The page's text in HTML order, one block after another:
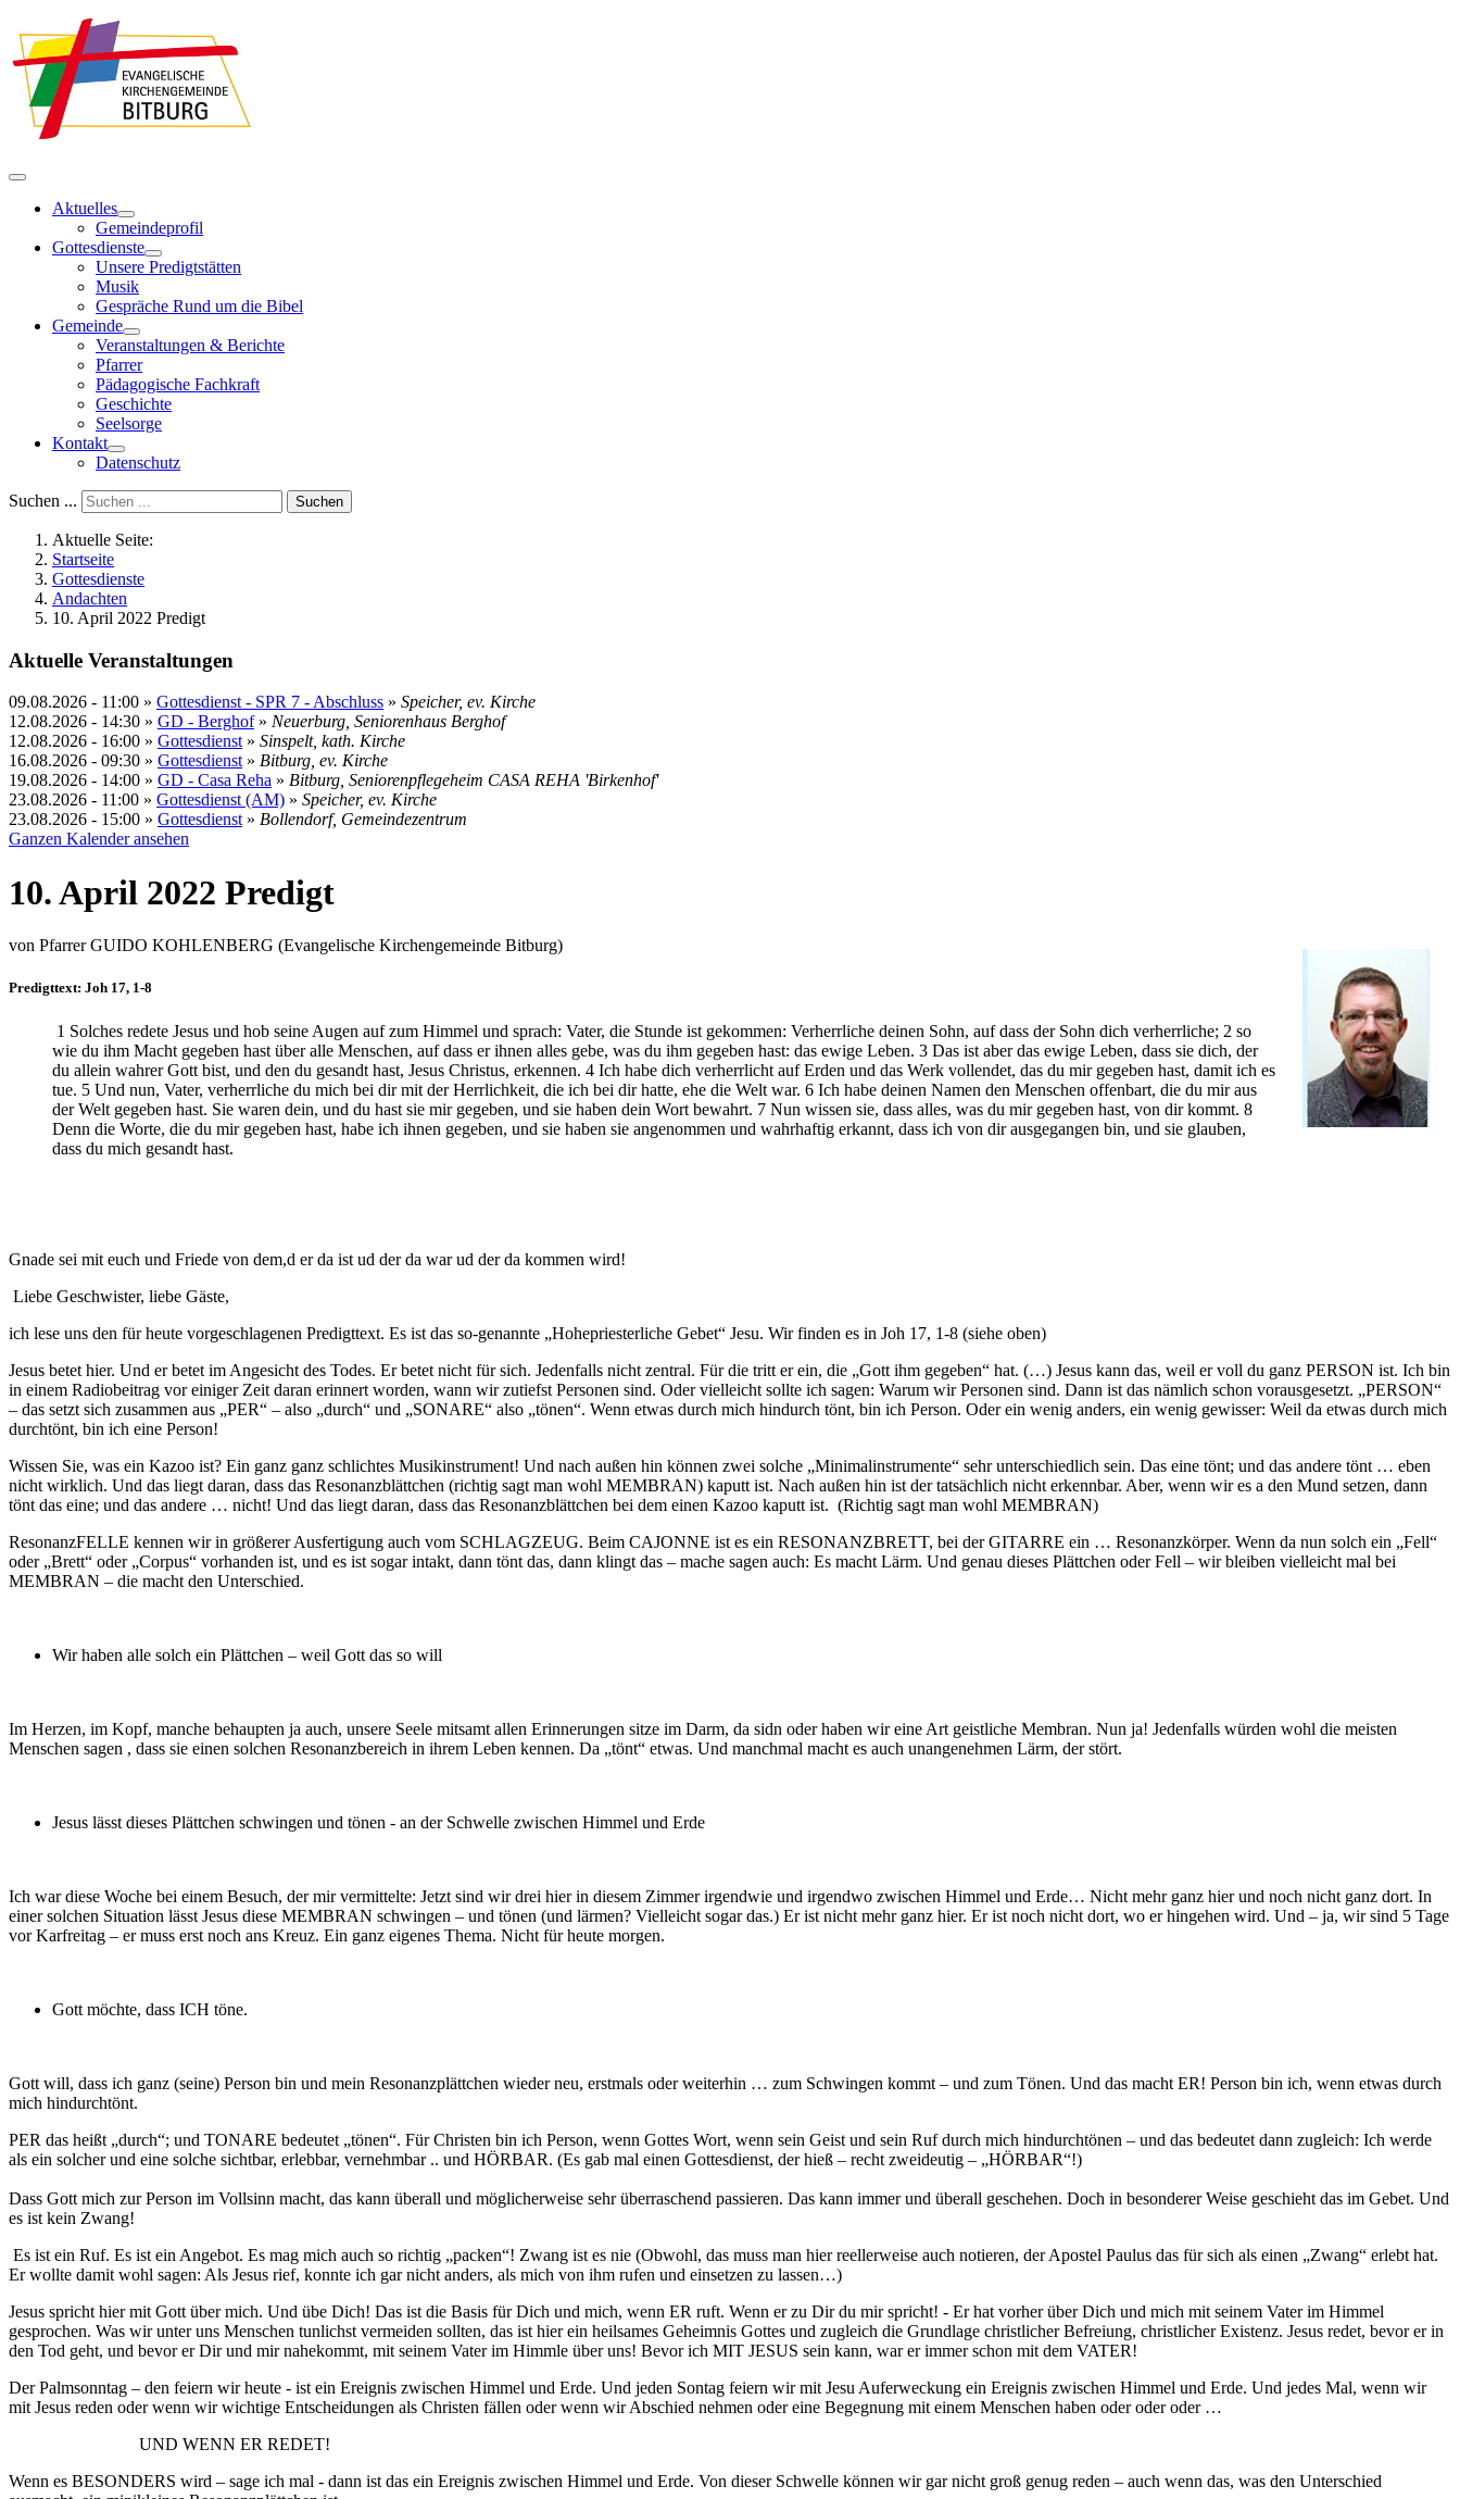
Aktuelles
Gemeindeprofil
Gottesdienste
Unsere Predigtstätten
Musik
Gespräche Rund um die Bibel
Gemeinde
Veranstaltungen & Berichte
Pfarrer
Pädagogische Fachkraft
Geschichte
Seelsorge
Kontakt
Datenschutz
Suchen ... Suchen
Aktuelle Seite:
Startseite
Gottesdienste
Andachten
10. April 2022 Predigt
Aktuelle Veranstaltungen
09.08.2026 - 11:00 » Gottesdienst - SPR 7 - Abschluss » Speicher, ev. Kirche
12.08.2026 - 14:30 » GD - Berghof» Neuerburg, Seniorenhaus Berghof
12.08.2026 - 16:00 » Gottesdienst» Sinspelt, kath. Kirche
16.08.2026 - 09:30 » Gottesdienst» Bitburg, ev. Kirche
19.08.2026 - 14:00 » GD - Casa Reha » Bitburg, Seniorenpflegeheim CASA REHA 'Birkenhof'
23.08.2026 - 11:00 » Gottesdienst (AM) » Speicher, ev. Kirche
23.08.2026 - 15:00 » Gottesdienst» Bollendorf, Gemeindezentrum
Ganzen Kalender ansehen
10. April 2022 Predigt
von Pfarrer GUIDO KOHLENBERG (Evangelische Kirchengemeinde Bitburg)
Predigttext: Joh 17, 1-8
1 Solches redete Jesus und hob seine Augen auf zum Himmel und sprach: Vater, die Stunde ist gekommen: Verherrliche deinen Sohn, auf dass der Sohn dich verherrliche; 2 so
wie du ihm Macht gegeben hast über alle Menschen, auf dass er ihnen alles gebe, was du ihm gegeben hast: das ewige Leben. 3 Das ist aber das ewige Leben, dass sie dich, der
du allein wahrer Gott bist, und den du gesandt hast, Jesus Christus, erkennen. 4 Ich habe dich verherrlicht auf Erden und das Werk vollendet, das du mir gegeben hast, damit ich es
tue. 5 Und nun, Vater, verherrliche du mich bei dir mit der Herrlichkeit, die ich bei dir hatte, ehe die Welt war. 6 Ich habe deinen Namen den Menschen offenbart, die du mir aus
der Welt gegeben hast. Sie waren dein, und du hast sie mir gegeben, und sie haben dein Wort bewahrt. 7 Nun wissen sie, dass alles, was du mir gegeben hast, von dir kommt. 8
Denn die Worte, die du mir gegeben hast, habe ich ihnen gegeben, und sie haben sie angenommen und wahrhaftig erkannt, dass ich von dir ausgegangen bin, und sie glauben,
dass du mich gesandt hast.
Gnade sei mit euch und Friede von dem,d er da ist ud der da war ud der da kommen wird!
Liebe Geschwister, liebe Gäste,
ich lese uns den für heute vorgeschlagenen Predigttext. Es ist das so-genannte „Hohepriesterliche Gebet“ Jesu. Wir finden es in Joh 17, 1-8 (siehe oben)
Jesus betet hier. Und er betet im Angesicht des Todes. Er betet nicht für sich. Jedenfalls nicht zentral. Für die tritt er ein, die „Gott ihm gegeben“ hat. (…) Jesus kann das, weil er voll du ganz PERSON ist. Ich bin
in einem Radiobeitrag vor einiger Zeit daran erinnert worden, wann wir zutiefst Personen sind. Oder vielleicht sollte ich sagen: Warum wir Personen sind. Dann ist das nämlich schon vorausgesetzt. „PERSON“
– das setzt sich zusammen aus „PER“ – also „durch“ und „SONARE“ also „tönen“. Wenn etwas durch mich hindurch tönt, bin ich Person. Oder ein wenig anders, ein wenig gewisser: Weil da etwas durch mich
durchtönt, bin ich eine Person!
Wissen Sie, was ein Kazoo ist? Ein ganz ganz schlichtes Musikinstrument! Und nach außen hin können zwei solche „Minimalinstrumente“ sehr unterschiedlich sein. Das eine tönt; und das andere tönt … eben
nicht wirklich. Und das liegt daran, dass das Resonanzblättchen (richtig sagt man wohl MEMBRAN) kaputt ist. Nach außen hin ist der tatsächlich nicht erkennbar. Aber, wenn wir es a den Mund setzen, dann
tönt das eine; und das andere … nicht! Und das liegt daran, dass das Resonanzblättchen bei dem einen Kazoo kaputt ist. (Richtig sagt man wohl MEMBRAN)
ResonanzFELLE kennen wir in größerer Ausfertigung auch vom SCHLAGZEUG. Beim CAJONNE ist es ein RESONANZBRETT, bei der GITARRE ein … Resonanzkörper. Wenn da nun solch ein „Fell“
oder „Brett“ oder „Corpus“ vorhanden ist, und es ist sogar intakt, dann tönt das, dann klingt das – mache sagen auch: Es macht Lärm. Und genau dieses Plättchen oder Fell – wir bleiben vielleicht mal bei
MEMBRAN – die macht den Unterschied.
Wir haben alle solch ein Plättchen – weil Gott das so will
Im Herzen, im Kopf, manche behaupten ja auch, unsere Seele mitsamt allen Erinnerungen sitze im Darm, da sidn oder haben wir eine Art geistliche Membran. Nun ja! Jedenfalls würden wohl die meisten
Menschen sagen , dass sie einen solchen Resonanzbereich in ihrem Leben kennen. Da „tönt“ etwas. Und manchmal macht es auch unangenehmen Lärm, der stört.
Jesus lässt dieses Plättchen schwingen und tönen - an der Schwelle zwischen Himmel und Erde
Ich war diese Woche bei einem Besuch, der mir vermittelte: Jetzt sind wir drei hier in diesem Zimmer irgendwie und irgendwo zwischen Himmel und Erde… Nicht mehr ganz hier und noch nicht ganz dort. In
einer solchen Situation lässt Jesus diese MEMBRAN schwingen – und tönen (und lärmen? Vielleicht sogar das.) Er ist nicht mehr ganz hier. Er ist noch nicht dort, wo er hingehen wird. Und – ja, wir sind 5 Tage
vor Karfreitag – er muss erst noch ans Kreuz. Ein ganz eigenes Thema. Nicht für heute morgen.
Gott möchte, dass ICH töne.
Gott will, dass ich ganz (seine) Person bin und mein Resonanzplättchen wieder neu, erstmals oder weiterhin … zum Schwingen kommt – und zum Tönen. Und das macht ER! Person bin ich, wenn etwas durch
mich hindurchtönt.
PER das heißt „durch“; und TONARE bedeutet „tönen“. Für Christen bin ich Person, wenn Gottes Wort, wenn sein Geist und sein Ruf durch mich hindurchtönen – und das bedeutet dann zugleich: Ich werde
als ein solcher und eine solche sichtbar, erlebbar, vernehmbar .. und HÖRBAR. (Es gab mal einen Gottesdienst, der hieß – recht zweideutig – „HÖRBAR“!)
Dass Gott mich zur Person im Vollsinn macht, das kann überall und möglicherweise sehr überraschend passieren. Das kann immer und überall geschehen. Doch in besonderer Weise geschieht das im Gebet. Und
es ist kein Zwang!
Es ist ein Ruf. Es ist ein Angebot. Es mag mich auch so richtig „packen“! Zwang ist es nie (Obwohl, das muss man hier reellerweise auch notieren, der Apostel Paulus das für sich als einen „Zwang“ erlebt hat.
Er wollte damit wohl sagen: Als Jesus rief, konnte ich gar nicht anders, als mich von ihm rufen und einsetzen zu lassen…)
Jesus spricht hier mit Gott über mich. Und übe Dich! Das ist die Basis für Dich und mich, wenn ER ruft. Wenn er zu Dir du mir spricht! - Er hat vorher über Dich und mich mit seinem Vater im Himmel
gesprochen. Was wir unter uns Menschen tunlichst vermeiden sollten, das ist hier ein heilsames Geheimnis Gottes und zugleich die Grundlage christlicher Befreiung, christlicher Existenz. Jesus redet, bevor er in
den Tod geht, und bevor er Dir und mir nahekommt, mit seinem Vater im Himmle über uns! Bevor ich MIT JESUS sein kann, war er immer schon mit dem VATER!
Der Palmsonntag – den feiern wir heute - ist ein Ereignis zwischen Himmel und Erde. Und jeden Sontag feiern wir mit Jesu Auferweckung ein Ereignis zwischen Himmel und Erde. Und jedes Mal, wenn wir
mit Jesus reden oder wenn wir wichtige Entscheidungen als Christen fällen oder wenn wir Abschied nehmen oder eine Begegnung mit einem Menschen haben oder oder oder …
UND WENN ER REDET!
Wenn es BESONDERS wird – sage ich mal - dann ist das ein Ereignis zwischen Himmel und Erde. Von dieser Schwelle können wir gar nicht groß genug reden – auch wenn das, was den Unterschied